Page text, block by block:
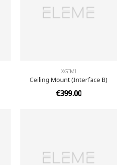
XGIMI
Ceiling Mount (Interface B)
€399.00